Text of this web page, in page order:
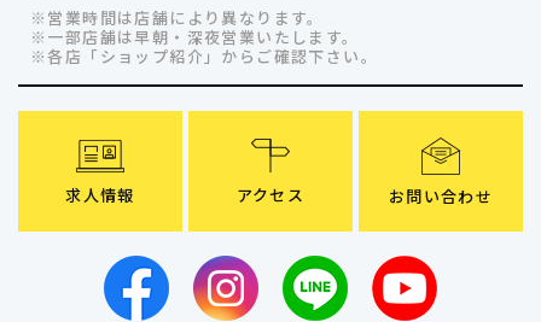
※営業時間は店舗により異なります。
※一部店舗は早朝・深夜営業いたします。
※各店「ショップ紹介」 からご確認下さい。
求人情報 アクセス お問い合わせ